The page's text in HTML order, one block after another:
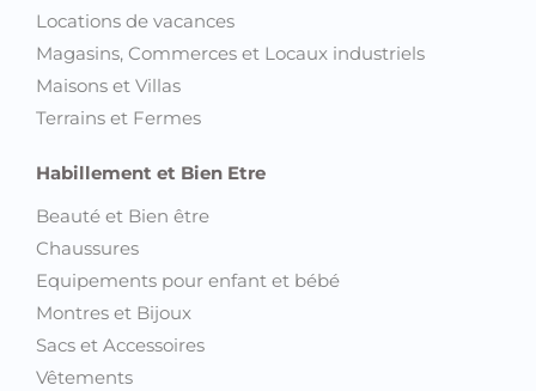
Locations de vacances
Magasins, Commerces et Locaux industriels
Maisons et Villas
Terrains et Fermes
Habillement et Bien Etre
Beauté et Bien être
Chaussures
Equipements pour enfant et bébé
Montres et Bijoux
Sacs et Accessoires
Vêtements